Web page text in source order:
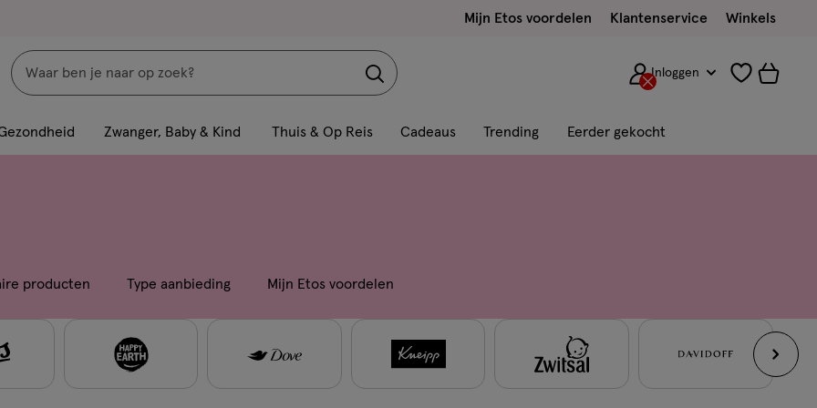
Mijn Etos voordelen Klantenservice Winkels
Zoeken
met
dit
met
geavanceerde
Inloggen
Zwanger, Baby & Kind Thuis & Op Reis Cadeaus Trending Eerder gekocht
producten Type aanbieding Mijn Etos voordelen